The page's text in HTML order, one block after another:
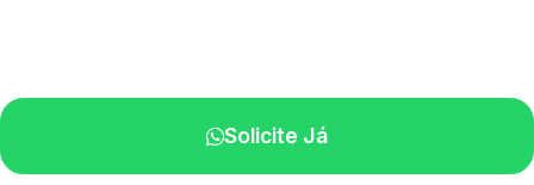
Solicite Já